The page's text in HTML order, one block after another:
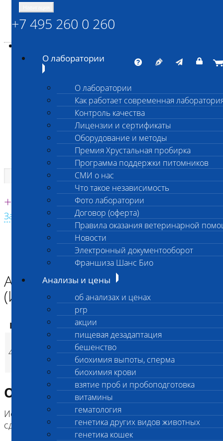
ШАНС БИО
Независимая ветеринарная лаборатория
Единая круглосуточная справочная
+7 495 260 0 260
Заказать звонок с сайта
+7 495 260 0 260
О лаборатории
О лаборатории
Как работает современная
Контроль качества
Лицензии и сертификаты
Оборудование и методы
Премия Хрустальная пробирка
Программа поддержки питомников
СМИ о нас
Что такое независимость
Фото лаборатории
Договор (оферта)
Правила оказания ветеринарной
Новости
Электронный документооборот
Франшиза Шанс Био
Анализы и цены
об анализах и ценах
prp
акции
пищевая дезадаптация
бешенство
биохимия выпоты, сперма
биохимия крови
взятие проб и пробоподготовка
витамины
гематология
генетика других видов животных
генетика кошек
Главная страница
Анализы и цены
ИССЛЕДОВАНИЯ СЕЛЬХОЗ.ЖИВОТНЫХ
Антитела к вирусу РСИ КРС (ИФА) от 5 проб
Антитела к вирусу РСИ КРС
(ИФА) от 5 проб
Код Наименование услуг Цена, руб.
4213
Антитела к вирусу
РСИ КРС (ИФА) от 5
проб
1 350p (Время
Описание исследования
Исследование проводится при единовременно
сданной партии проб не менее 5 шт.